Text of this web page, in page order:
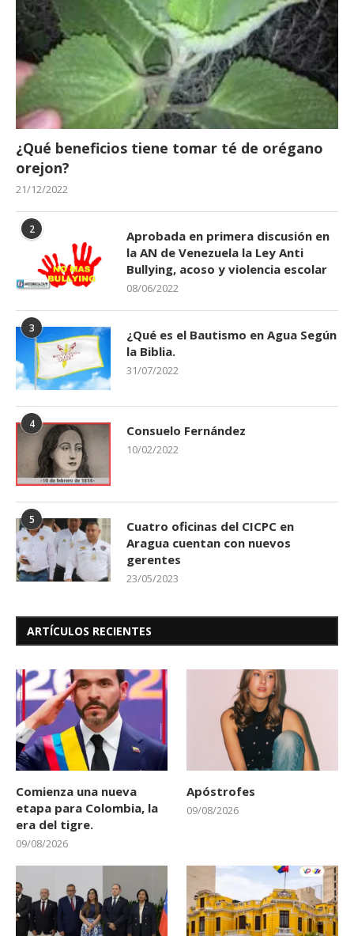
¿Qué beneficios tiene tomar té de orégano
orejon?
21/12/2022
2
Aprobada en primera discusión en
la AN de Venezuela la Ley Anti
Bullying, acoso y violencia escolar
08/06/2022
3
¿Qué es el Bautismo en Agua Según
la Biblia.
31/07/2022
4 Consuelo Fernández
10/02/2022
5
Cuatro oficinas del CICPC en
Aragua cuentan con nuevos
gerentes
23/05/2023
ARTÍCULOS RECIENTES
Comienza una nueva
etapa para Colombia, la
era del tigre.
09/08/2026
Apóstrofes
09/08/2026